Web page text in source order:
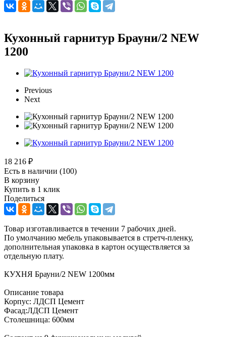
Кухонный гарнитур Брауни/2 NEW
1200
Previous
Next
18 216 ₽
Есть в наличии (100)
В корзину
Купить в 1 клик
Поделиться
Товар изготавливается в течении 7 рабочих дней.
По умолчанию мебель упаковывается в стретч-пленку,
дополнительная упаковка в картон осуществляется за
отдельную плату.
КУХНЯ Брауни/2 NEW 1200мм
Описание товара
Корпус: ЛДСП Цемент
Фасад:ЛДСП Цемент
Столешница: 600мм